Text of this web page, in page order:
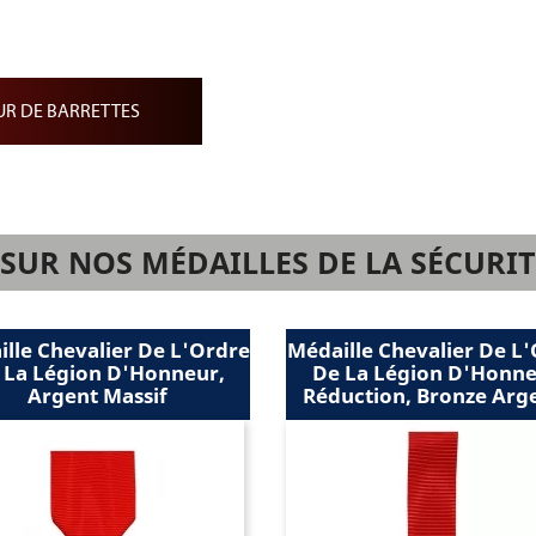
Les pin's de veste
Ils reproduisent la forme de la croix ou de la médaille en modèle
ruban et existent en plusieurs modèles.
d'accessoiriser élégamment vos décorations.
DE BARRETTES
NOS MÉDAILLES DE LA
Médaille Chevalier De L'Ordre
De La Légion D'Honneur,
Réduction, Bronze Argenté
Médaille
De La Légion
Réduction,